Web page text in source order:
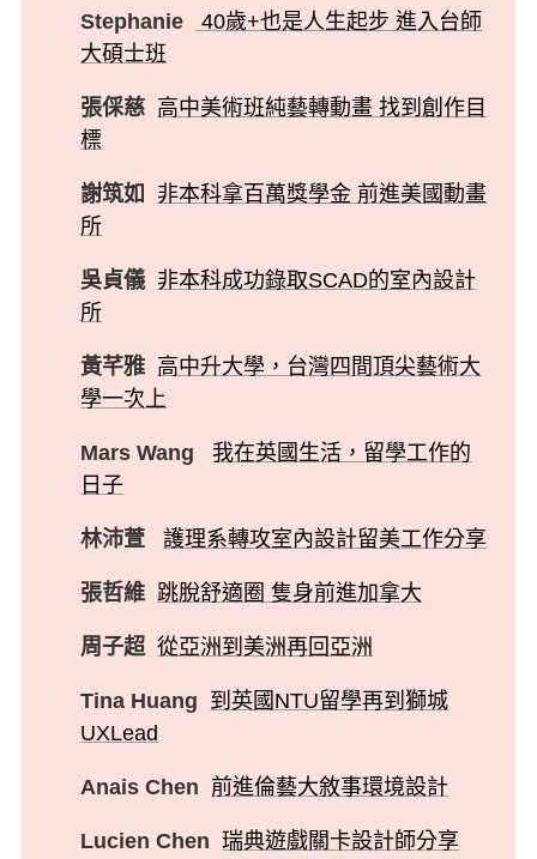
Stephanie
40歲+也是人生起步 進入台師
大碩士班
張倸慈 高中美術班純藝轉動畫 找到創作目
標
謝筑如
非本科拿百萬獎學金 前進美國動畫
所
吳貞儀 非本科成功錄取SCAD的室內設計
所
黃芊雅 高中升大學，台灣四間頂尖藝術大
學一次上
Mars Wang
我在英國生活，留學工作的
日子
林沛萱 護理系轉攻室內設計留美工作分享
張哲維 跳脫舒適圈 隻身前進加拿大
周子超 從亞洲到美洲再回亞洲
Tina Huang 到英國NTU留學再到獅城
UXLead
Anais Chen 前進倫藝大敘事環境設計
Lucien Chen 瑞典遊戲關卡設計師分享